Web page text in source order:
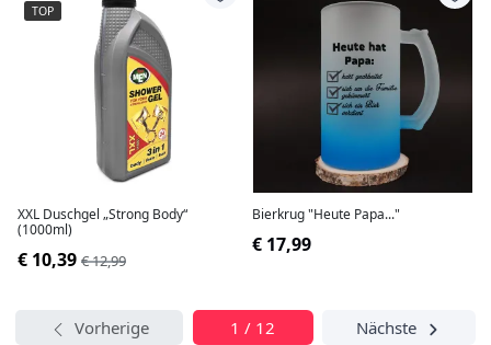
TOP
XXL Duschgel „Strong Body“
(1000ml)
€ 10,39 € 12,99
Bierkrug "Heute Papa..."
€ 17,99
Vorherige 1 / 12 Nächste